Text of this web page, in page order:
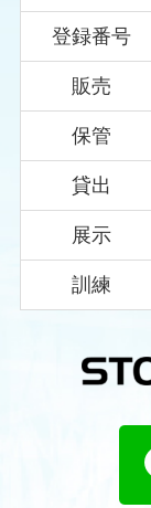
登録番号
販売
保管
貸出
展示
訓練